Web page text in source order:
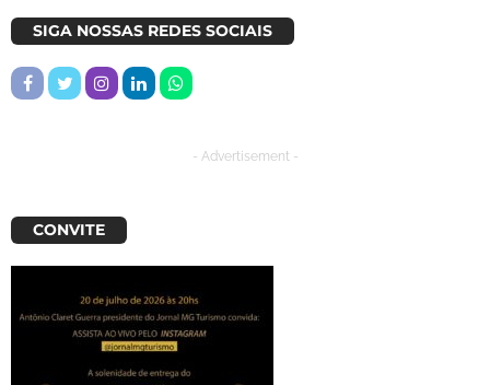
SIGA NOSSAS REDES SOCIAIS
- Advertisement -
CONVITE